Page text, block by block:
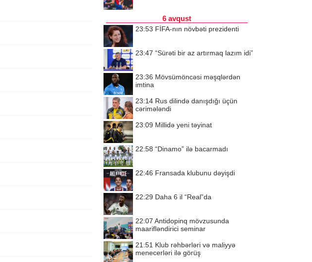
6 avqust
23:53 FİFA-nın növbəti prezidenti
23:47 “Sürəti bir az artırmaq lazım idi”
23:36 Mövsümöncəsi məşqlərdən
imtina
23:14 Rus dilində danışdığı üçün
cərimələndi
23:09 Millidə yeni təyinat
22:58 “Dinamo” ilə bacarmadı
22:46 Fransada klubunu dəyişdi
22:29 Daha 6 il “Real”da
22:07 Antidopinq mövzusunda
maarifləndirici seminar
21:51 Klub rəhbərləri və maliyyə
menecerləri ilə görüş